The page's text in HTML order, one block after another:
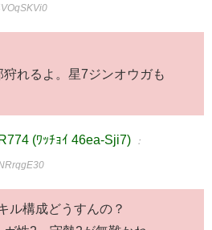
れるよ。星7ジンオウガも
(ﾜｯﾁｮｲ 46ea-Sji7) ：
ル構成どうすんの？